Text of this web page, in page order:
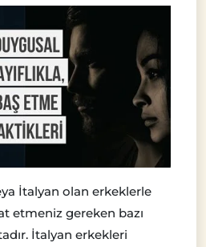
İtalyan olan erkeklerle
etmeniz gereken bazı
İtalyan erkekleri